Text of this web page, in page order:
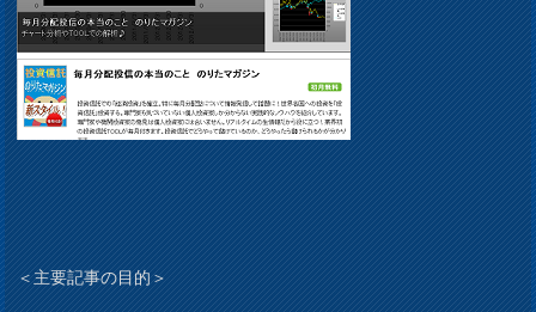
＜主要記事の目的＞